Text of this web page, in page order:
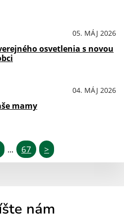
05. MÁJ 2026
osvetlenia s novou
04. MÁJ 2026
mamy
... 67 >
nám